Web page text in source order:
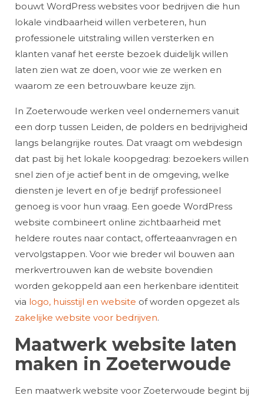
bouwt WordPress websites voor bedrijven die hun
lokale vindbaarheid willen verbeteren, hun
professionele uitstraling willen versterken en
klanten vanaf het eerste bezoek duidelijk willen
laten zien wat ze doen, voor wie ze werken en
waarom ze een betrouwbare keuze zijn.
In Zoeterwoude werken veel ondernemers vanuit
een dorp tussen Leiden, de polders en bedrijvigheid
langs belangrijke routes. Dat vraagt om webdesign
dat past bij het lokale koopgedrag: bezoekers willen
snel zien of je actief bent in de omgeving, welke
diensten je levert en of je bedrijf professioneel
genoeg is voor hun vraag. Een goede WordPress
website combineert online zichtbaarheid met
heldere routes naar contact, offerteaanvragen en
vervolgstappen. Voor wie breder wil bouwen aan
merkvertrouwen kan de website bovendien
worden gekoppeld aan een herkenbare identiteit
via logo, huisstijl en website of worden opgezet als
zakelijke website voor bedrijven.
Maatwerk website laten
maken in Zoeterwoude
Een maatwerk website voor Zoeterwoude begint bij